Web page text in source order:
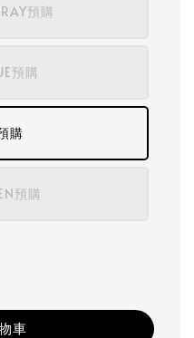
預購
預購
購
預購
車